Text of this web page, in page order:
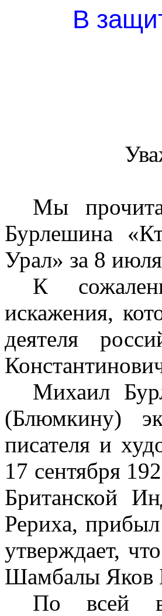
В
Мы
Бурлешина
Урал» за 8
К
искажения,
деятеля
Михаил
(Блюмкину)
писателя и
17 сентября
Британской
Рериха,
утверждает,
Шамбалы Яков
По всей